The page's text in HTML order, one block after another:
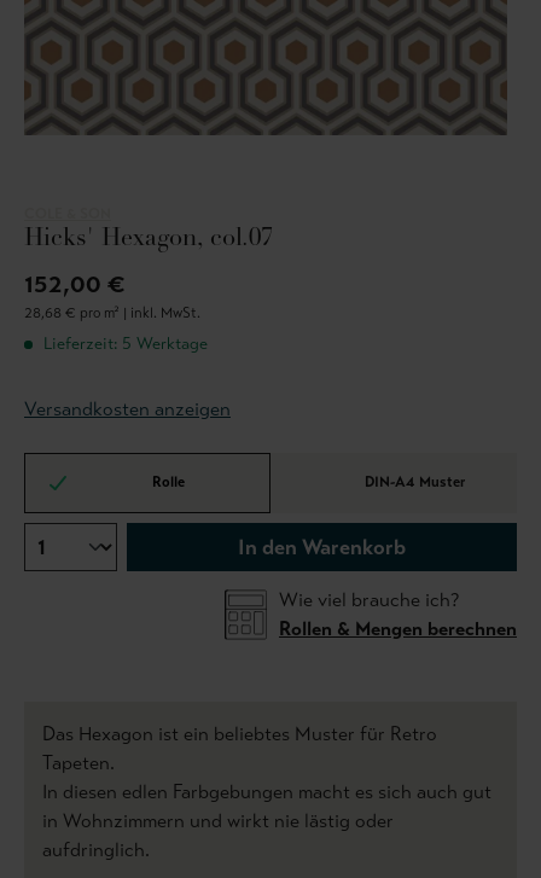
Hicks' Hexagon, col.07
152,00 €
28,68 € pro m² | inkl. MwSt.
Lieferzeit: 5 Werktage
Versandkosten anzeigen
Rolle DIN-A4 Muster
In den Warenkorb
Wie viel brauche ich?
Rollen & Mengen berechnen
Das Hexagon ist ein beliebtes Muster für Retro
Tapeten.
In diesen edlen Farbgebungen macht es sich auch gut
in Wohnzimmern und wirkt nie lästig oder
aufdringlich.